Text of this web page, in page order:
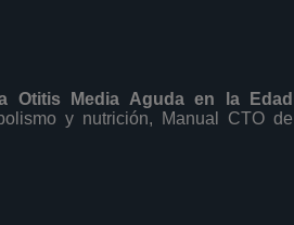
Otitis Media Aguda en la Edad
y nutrición, Manual CTO de